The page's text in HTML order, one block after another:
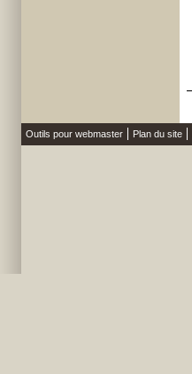
Outils pour webmaster Plan du site